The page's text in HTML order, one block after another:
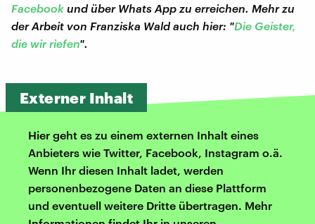
Facebook und über Whats App zu erreichen. Mehr zu
der Arbeit von Franziska Wald auch hier: "Die Geister,
die wir riefen".
Externer Inhalt
Hier geht es zu einem externen Inhalt eines
Anbieters wie Twitter, Facebook, Instagram o.ä.
Wenn Ihr diesen Inhalt ladet, werden
personenbezogene Daten an diese Plattform
und eventuell weitere Dritte übertragen. Mehr